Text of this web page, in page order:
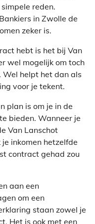
reden.
in Zwolle de
zeker is.
hebt is het bij Van
wel mogelijk om toch
Wel helpt het dan als
voor je tekent.
plan is om je in de
bieden. Wanneer je
Van Lanschot
inkomen hetzelfde
contract gehad zou
aan een
om een
staan zowel je
Het is ook met een